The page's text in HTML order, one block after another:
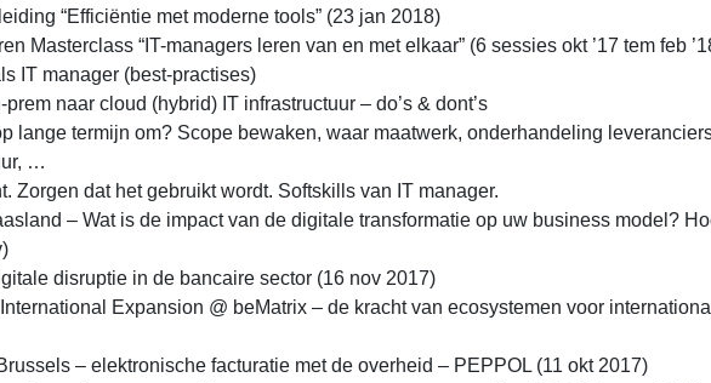
“Efficiëntie met moderne tools” (23 jan 2018)
Masterclass “IT-managers leren van en met elkaar” (6 sessies okt ’17 tem feb
IT manager (best-practises)
naar cloud (hybrid) IT infrastructuur – do’s & dont’s
lange termijn om? Scope bewaken, waar maatwerk, onderhandeling
…
Zorgen dat het gebruikt wordt. Softskills van IT manager.
– Wat is de impact van de digitale transformatie op uw business model?
disruptie in de bancaire sector (16 nov 2017)
Expansion @ beMatrix – de kracht van ecosystemen voor
– elektronische facturatie met de overheid – PEPPOL (11 okt 2017)